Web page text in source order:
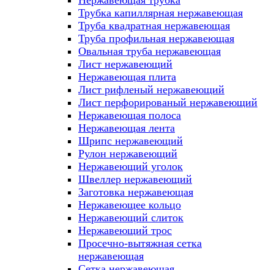
Трубка капиллярная нержавеющая
Труба квадратная нержавеющая
Труба профильная нержавеющая
Овальная труба нержавеющая
Лист нержавеющий
Нержавеющая плита
Лист рифленый нержавеющий
Лист перфорированый нержавеющий
Нержавеющая полоса
Нержавеющая лента
Шрипс нержавеющий
Рулон нержавеющий
Нержавеющий уголок
Швеллер нержавеющий
Заготовка нержавеющая
Нержавеющее кольцо
Нержавеющий слиток
Нержавеющий трос
Просечно-вытяжная сетка
нержавеющая